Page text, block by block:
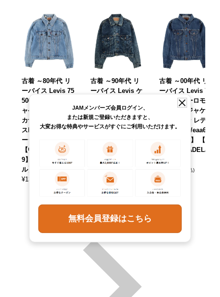
古着 ～80年代 リ
ーバイス Levis 75
506-0217 デニムジ
ャケット Gジャン
カナダ製 レディー
スM相当 ヴィンテ
ージ /eaa618250
【中古】 【26030
9】 【ADEL/アデ
ル】
¥13,090
古着 ～90年代 リ
ーバイス Levis ケ
デニムジャケット
Gジャン USA製 メ
ンズS相当 ヴィン
【中古】 【26080
3】 【ADEL/アデ
13,090(税込)
古着 ～00年代 リ
ーバイス Levis 70
590-04 ユーロモデ
ル デニムジャケッ
ト Gジャン レディ
ースL相当 /eaa617
677 【中古】 【26
0309】 【ADEL/ア
デル】
(税込)
JAMメンバーズ会員ログイン、
または新規ご登録いただきますと、
大変お得な特典やサービスがすぐにご利用いただけます。
無料会員登録はこちら